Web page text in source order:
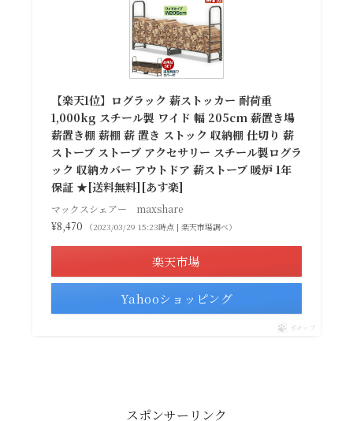
【楽天1位】ログラック 薪ストッカー 耐荷重
1,000kg スチール製 ワイド 幅 205cm 薪置き場
薪置き棚 薪棚 薪 置き ストック 収納棚 仕切り 薪
ストーブ ストーブ アクセサリー スチール製ログラ
ック 収納カバー アウトドア 薪ストーブ 暖炉 1年
保証 ★[送料無料][あす楽]
マックスシェアー maxshare
¥8,470
（2023/03/29 15:23時点 | 楽天市場調べ）
楽天市場
Yahooショッピング
ポチップ
スポンサーリンク